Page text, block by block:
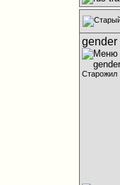
gender
Старожил